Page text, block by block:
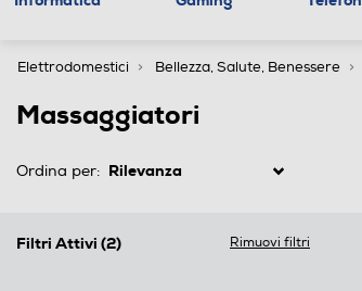
Elettrodomestici Bellezza, Salute, Benessere
Massaggiatori
Ordina per:
Filtri Attivi (2) Rimuovi filtri